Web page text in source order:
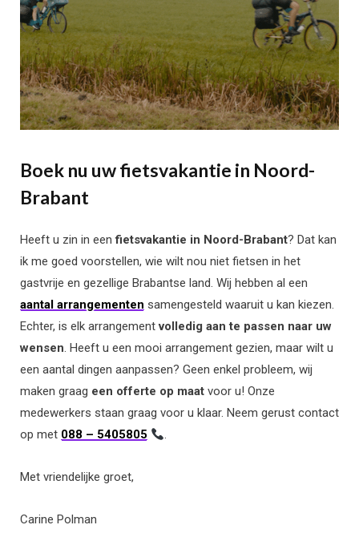
Boek nu uw fietsvakantie in Noord-
Brabant
Heeft u zin in eenfietsvakantie in Noord-Brabant? Dat kan
ik me goed voorstellen, wie wilt nou niet fietsen in het
gastvrije en gezellige Brabantse land. Wij hebben al een
aantal arrangementen samengesteld waaruit u kan kiezen.
Echter, is elk arrangementvolledig aan te passen naar uw
wensen. Heeft u een mooi arrangement gezien, maar wilt u
een aantal dingen aanpassen? Geen enkel probleem, wij
maken graag een offerte op maat voor u! Onze
medewerkers staan graag voor u klaar. Neem gerust contact
op met 088 – 5405805 .
Met vriendelijke groet,
Carine Polman